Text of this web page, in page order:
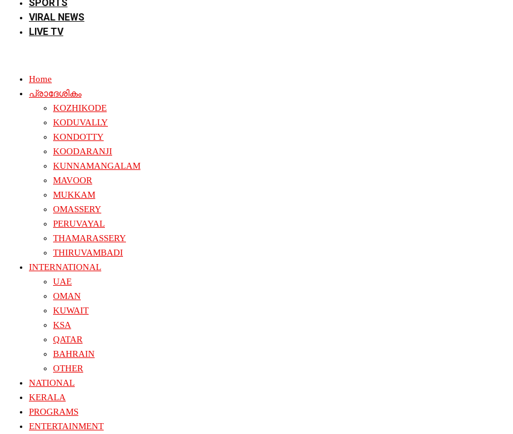
SPORTS
VIRAL NEWS
LIVE TV
Home
പ്രാദേശികം
KOZHIKODE
KODUVALLY
KONDOTTY
KOODARANJI
KUNNAMANGALAM
MAVOOR
MUKKAM
OMASSERY
PERUVAYAL
THAMARASSERY
THIRUVAMBADI
INTERNATIONAL
UAE
OMAN
KUWAIT
KSA
QATAR
BAHRAIN
OTHER
NATIONAL
KERALA
PROGRAMS
ENTERTAINMENT